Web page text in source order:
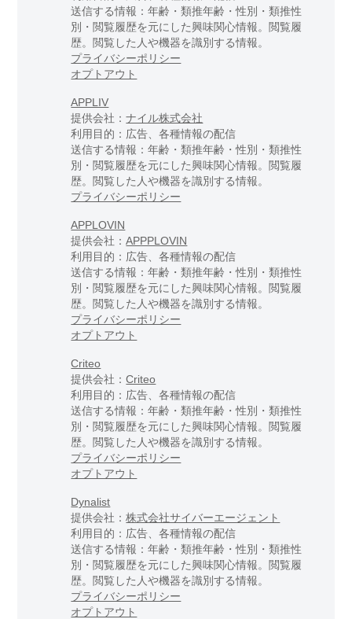
送信する情報：年齢・類推年齢・性別・類推性
別・閲覧履歴を元にした興味関心情報。閲覧履
歴。閲覧した人や機器を識別する情報。
プライバシーポリシー
オプトアウト
APPLIV
提供会社：ナイル株式会社
利用目的：広告、各種情報の配信
送信する情報：年齢・類推年齢・性別・類推性
別・閲覧履歴を元にした興味関心情報。閲覧履
歴。閲覧した人や機器を識別する情報。
プライバシーポリシー
APPLOVIN
提供会社：APPPLOVIN
利用目的：広告、各種情報の配信
送信する情報：年齢・類推年齢・性別・類推性
別・閲覧履歴を元にした興味関心情報。閲覧履
歴。閲覧した人や機器を識別する情報。
プライバシーポリシー
オプトアウト
Criteo
提供会社：Criteo
利用目的：広告、各種情報の配信
送信する情報：年齢・類推年齢・性別・類推性
別・閲覧履歴を元にした興味関心情報。閲覧履
歴。閲覧した人や機器を識別する情報。
プライバシーポリシー
オプトアウト
Dynalist
提供会社：株式会社サイバーエージェント
利用目的：広告、各種情報の配信
送信する情報：年齢・類推年齢・性別・類推性
別・閲覧履歴を元にした興味関心情報。閲覧履
歴。閲覧した人や機器を識別する情報。
プライバシーポリシー
オプトアウト